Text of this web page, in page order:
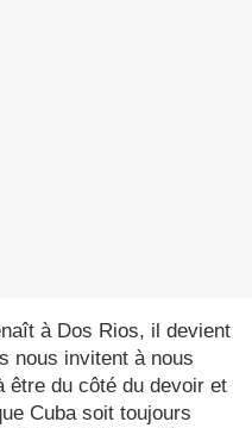
à Dos Rios, il devient
nous invitent à nous
être du côté du devoir et
Cuba soit toujours